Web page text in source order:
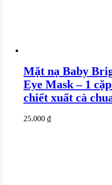
Mặt nạ Baby
Eye Mask – 1
chiết xuất cà
25.000 ₫